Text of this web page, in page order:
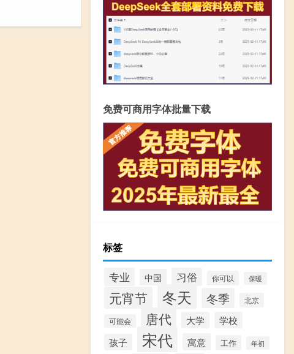
免费可商用字体批量下载
标签
专业 中国 习俗 你可以 保暖
元宵节 冬天 冬季 北京
可能会 唐代 大学
学校
孩子
宋代 寓意 工作 年初